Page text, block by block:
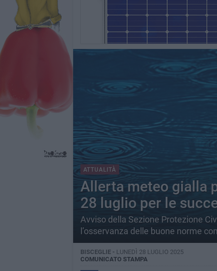
ATTUALITÀ
Allerta meteo gialla
28 luglio per le
Avviso della Sezione Protezione
l’osservanza delle buone norme
BISCEGLIE - LUNEDÌ 28 LUGLIO 2025
COMUNICATO STAMPA